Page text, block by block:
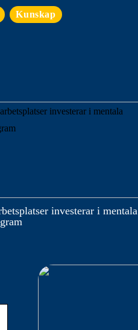
Kunskap
investerar i mentala